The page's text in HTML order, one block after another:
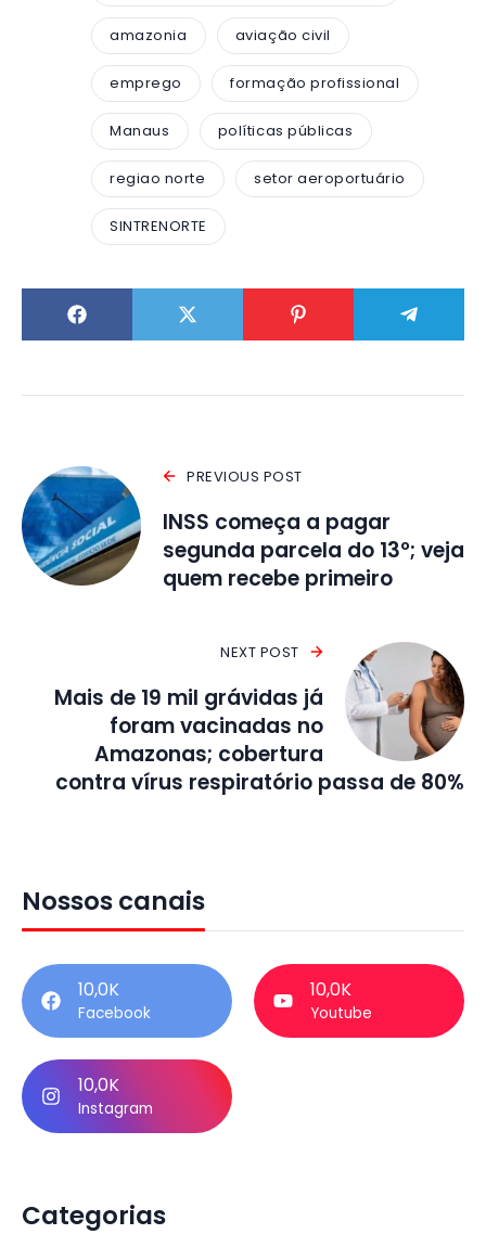
amazonia aviação civil
emprego formação profissional
Manaus políticas públicas
regiao norte setor aeroportuário
SINTRENORTE
PREVIOUS POST
INSS começa a pagar
segunda parcela do 13º; veja
quem recebe primeiro
NEXT POST
Mais de 19 mil grávidas já
foram vacinadas no
Amazonas; cobertura
contra vírus respiratório passa de 80%
Nossos canais
10,0K
Facebook
10,0K
Youtube
10,0K
Instagram
Categorias